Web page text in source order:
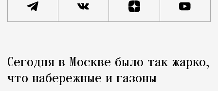
Город
Сегодня в Москве было так жарко,
что набережные и газоны